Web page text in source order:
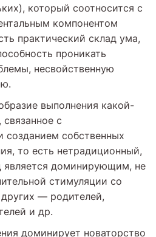
который соотносится с
компонентом
практический склад ума,
проникать
несвойственную
выполнения какой-
с
созданием собственных
то есть нетрадиционный,
является доминирующим, не
стимуляции со
— родителей,
и др.
доминирует новаторство